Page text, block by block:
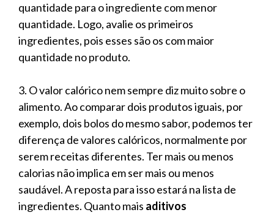
quantidade para o ingrediente com menor
quantidade. Logo, avalie os primeiros
ingredientes, pois esses são os com maior
quantidade no produto.
3. O valor calórico nem sempre diz muito sobre o
alimento. Ao comparar dois produtos iguais, por
exemplo, dois bolos do mesmo sabor, podemos ter
diferença de valores calóricos, normalmente por
serem receitas diferentes. Ter mais ou menos
calorias não implica em ser mais ou menos
saudável. A reposta para isso estará na lista de
ingredientes. Quanto mais aditivos